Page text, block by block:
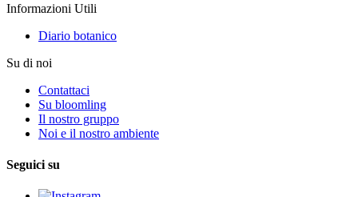
Informazioni Utili
Diario botanico
Su di noi
Contattaci
Su bloomling
Il nostro gruppo
Noi e il nostro ambiente
Seguici su